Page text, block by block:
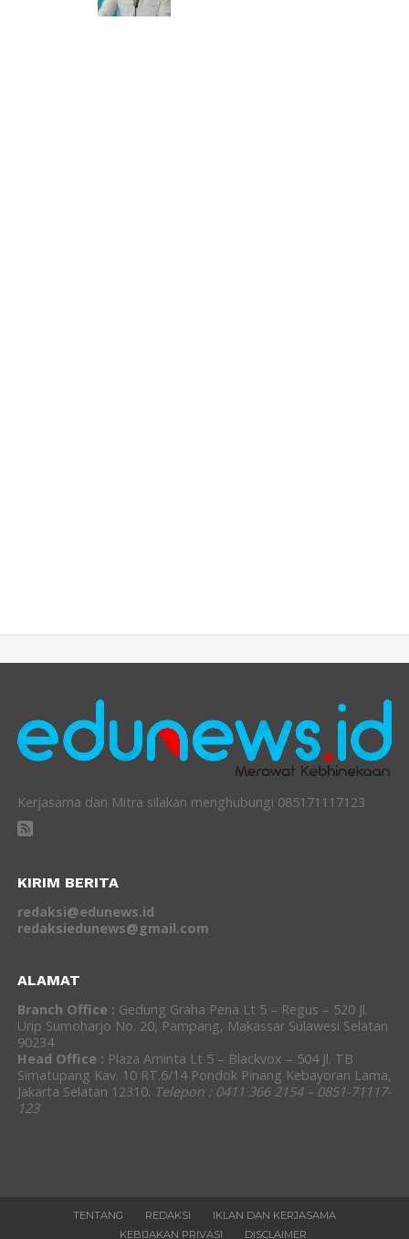
Kerjasama dan Mitra silakan menghubungi 085171117123
KIRIM BERITA
redaksi@edunews.id
redaksiedunews@gmail.com
ALAMAT
Branch Office : Gedung Graha Pena Lt 5 – Regus – 520 Jl.
Urip Sumoharjo No. 20, Pampang, Makassar Sulawesi Selatan
90234
Head Office : Plaza Aminta Lt 5 – Blackvox – 504 Jl. TB
Simatupang Kav. 10 RT.6/14 Pondok Pinang Kebayoran Lama,
Jakarta Selatan 12310. Telepon : 0411 366 2154 – 0851-71117-
123
TENTANG REDAKSI
IKLAN DAN KERJASAMA
KEBIJAKAN PRIVASI
DISCLAIMER